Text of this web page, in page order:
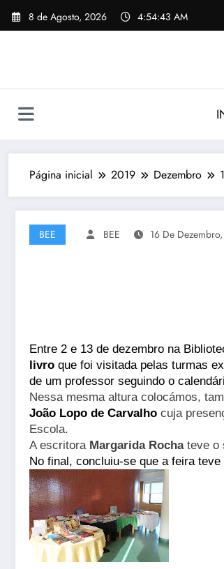
Saltar
para
8 de Agosto, 2026 4:54:44 AM
Página inicial 2019 Dezembro
BEE BEE 16 De
Entre 2 e 13 de dezembro na
livro que foi visitada pelas turmas
de um professor seguindo o
Nessa mesma altura colocámos,
João Lopo de Carvalho cuja
Escola.
A escritora Margarida Rochateve o
No final, concluiu-se que a feira teve